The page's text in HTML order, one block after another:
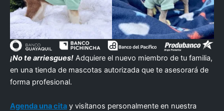
¡No te arriesgues! Adquiere el nuevo miembro de tu familia,
en una tienda de mascotas autorizada que te asesorará de
forma profesional.
Agenda una cita y visítanos personalmente en nuestra